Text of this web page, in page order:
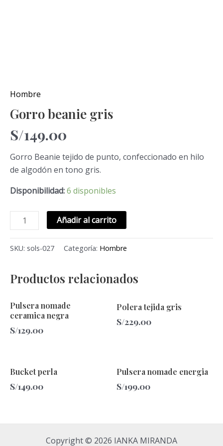
Hombre
Gorro beanie gris
S/149.00
Gorro Beanie tejido de punto, confeccionado en hilo
de algodón en tono gris.
Disponibilidad:6 disponibles
Añadir al carrito
SKU: sols-027 Categoría: Hombre
Productos relacionados
Pulsera nomade
ceramica negra
S/129.00
Polera tejida gris
S/229.00
Bucket perla
S/149.00
Pulsera nomade energia
S/199.00
Copyright © 2026 IANKA MIRANDA